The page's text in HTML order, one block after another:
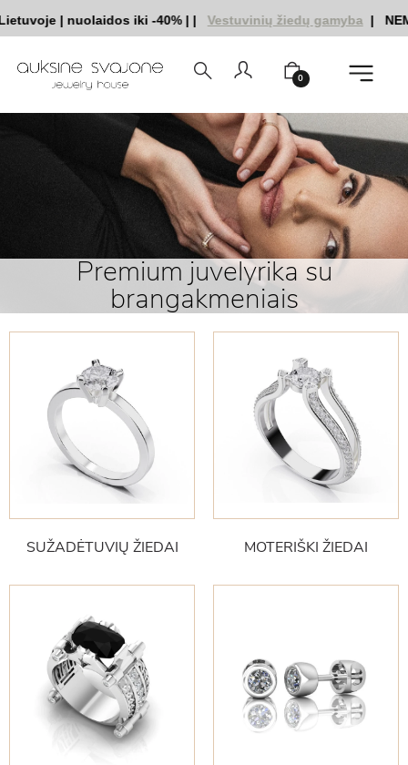
|nuolaidos iki -40%|| Vestuvinių žiedų gamyba |
0
Premium juvelyrika su
brangakmeniais
SUŽADĖTUVIŲ ŽIEDAI MOTERIŠKI ŽIEDAI